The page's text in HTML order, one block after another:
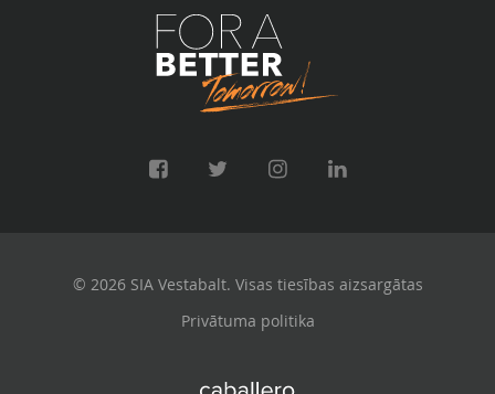
© 2026 SIA Vestabalt. Visas tiesības aizsargātas
Privātuma politika